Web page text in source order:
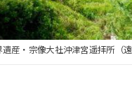
遺産・宗像大社沖津宮遥拝所（遠